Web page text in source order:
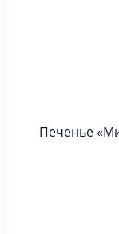
Печенье